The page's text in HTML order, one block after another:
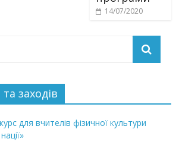
14/07/2020
заходів
для вчителів фізичної культури